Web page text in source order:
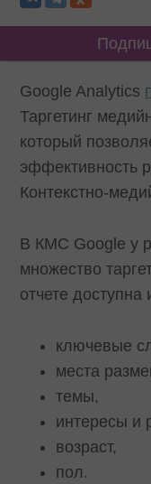
Google Analytics
Таргетинг
который
эффективность
Контекстно-
В КМС Google у
множество
отчете
ключевые
места
темы,
интересы и
возраст,
пол.